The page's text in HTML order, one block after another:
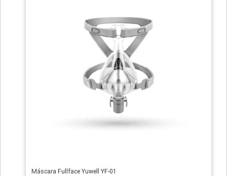
Máscara Fullface Yuwell YF-01